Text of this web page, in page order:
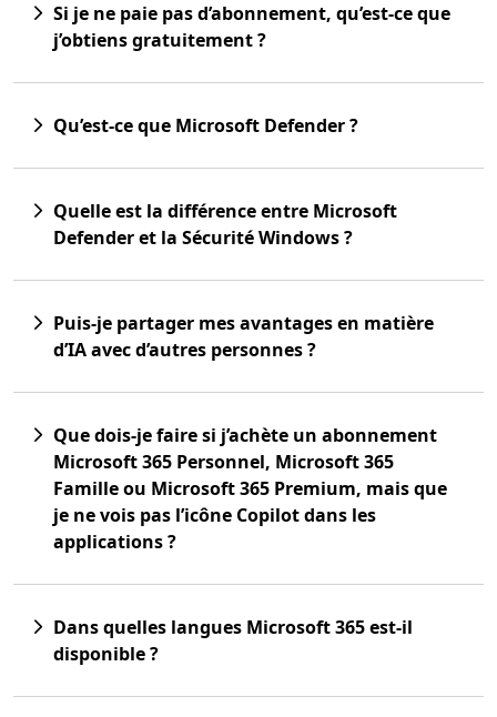
Si je ne paie pas d’abonnement, qu’est-ce que
j’obtiens gratuitement ?
Qu’est-ce que Microsoft Defender ?
Quelle est la différence entre Microsoft
Defender et la Sécurité Windows ?
Puis-je partager mes avantages en matière
d’IA avec d’autres personnes ?
Que dois-je faire si j’achète un abonnement
Microsoft 365 Personnel, Microsoft 365
Famille ou Microsoft 365 Premium, mais que
je ne vois pas l’icône Copilot dans les
applications ?
Dans quelles langues Microsoft 365 est-il
disponible ?